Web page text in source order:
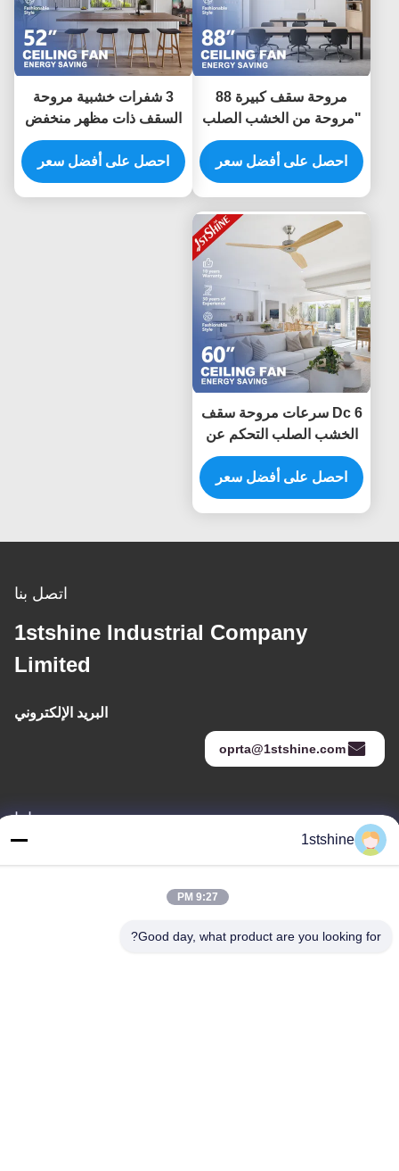
مروحة سقف كبيرة 88
"مروحة من الخشب الصلب
بليد محرك تيار مستمر
لتوفير الطاقة للمكتب
احصل على أفضل سعر
3 شفرات خشبية مروحة
السقف ذات مظهر منخفض
هادئة توفير الطاقة محرك
DC طلاء الجرف 52 بوصةاحصل على أفضل سعر
Dc 6 سرعات مروحة سقف
الخشب الصلب التحكم عن
بعد ديكور داخلي
احصل على أفضل سعر
اتصل بنا
1stshine Industrial Company
Limited
البريد الإلكتروني
oprta@1stshine.com
عنواننا
العنوان
Zhongshan ، مقاطعة Guangdong ، الصين
هاتف
1stshine
9:27 PM
Good day, what product are you looking for?